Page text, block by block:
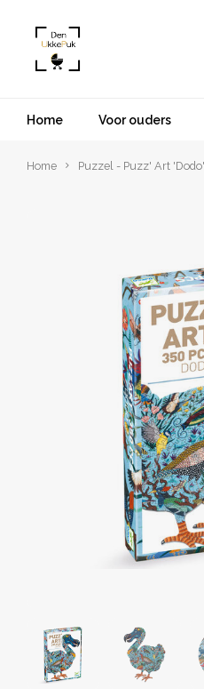
Home Voor ouders
Home Puzzel - Puzz' Art 'Dodo'